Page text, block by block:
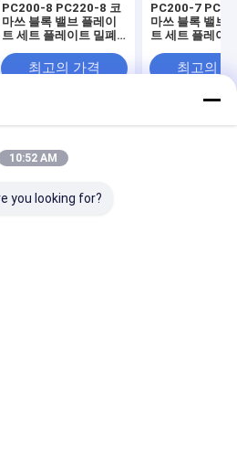
PC200-8 PC220-8 코
마쓰 블록 밸브 플레이
트 세트 플레이트 밀폐
크로용 스윙 모터 부품
최고의 가격
PC200-7
마쓰 블록 밸브
트 세트 플레이
크로용 스윙 모
최고의
맵
Privacy Policy
Co., Ltd.. All Rights Reserved.
10:52 AM
you looking for?